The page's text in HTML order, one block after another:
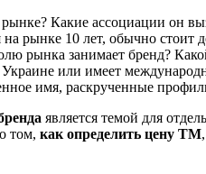
рынке? Какие ассоциации он
рынке 10 лет, обычно стоит
рынка занимает бренд?
или имеет
имя, раскрученные
является темой для
том, как определить цену ТМ